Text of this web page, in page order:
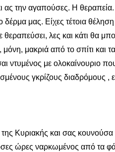
την αγαπούσες. Η θεραπεία.
δέρμα μας. Είχες τέτοια
λες και κάτι θα
μακριά από το σπίτι και
ντυμένος με ολοκαίνουριο
γκρίζους διαδρόμους ,
Κυριακής και σας κουνούσα
ώρες ναρκωμένος από τα